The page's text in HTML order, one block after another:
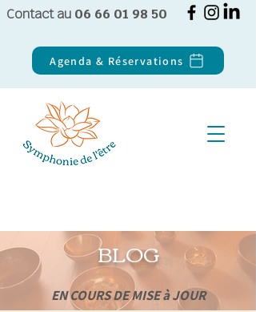
Contact au 06 66 01 98 50
Agenda & Réservations
BLOG
EN COURS DE MISE à JOUR